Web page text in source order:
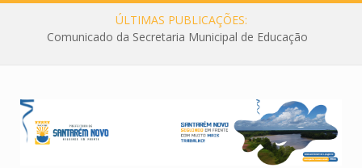
ÚLTIMAS PUBLICAÇÕES:
Comunicado da Secretaria Municipal de Educação